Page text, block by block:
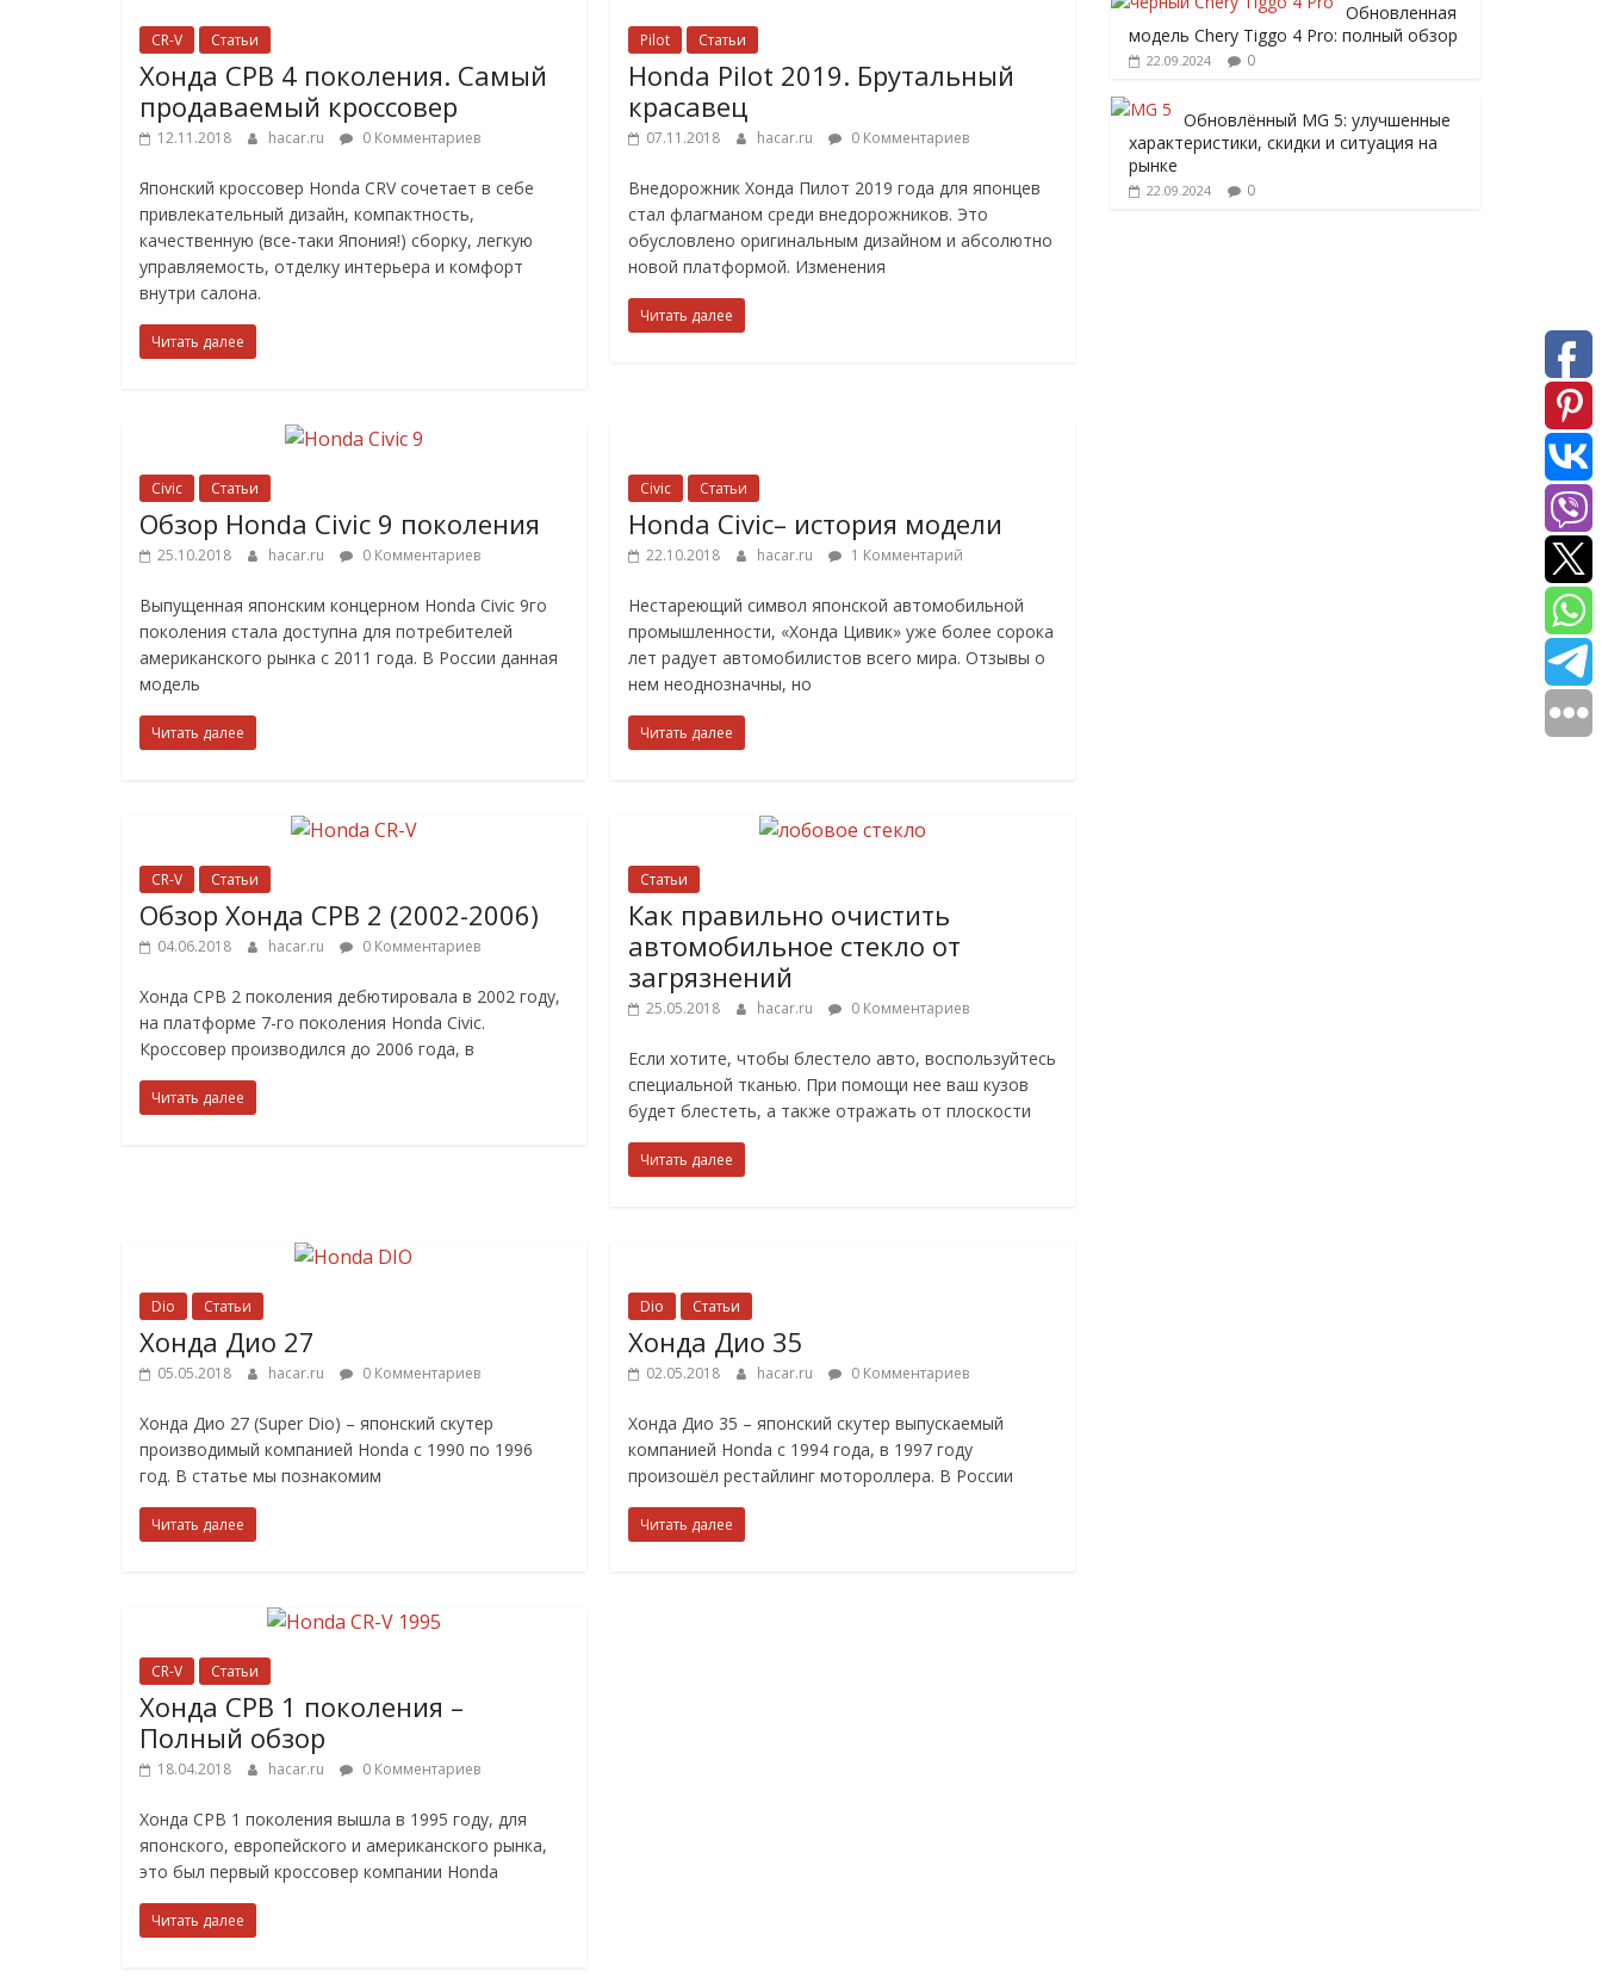
CR-V Статьи
Хонда СРВ 4 поколения. Самый
продаваемый кроссовер
12.11.2018 hacar.ru 0 Комментариев
Японский кроссовер Honda CRV сочетает в себе
привлекательный дизайн, компактность,
качественную (все-таки Япония!) сборку, легкую
управляемость, отделку интерьера и комфорт
внутри салона.
Читать далее
Pilot Статьи
Honda Pilot 2019. Брутальный
красавец
07.11.2018 hacar.ru 0 Комментариев
Внедорожник Хонда Пилот 2019 года для японцев
стал флагманом среди внедорожников. Это
обусловлено оригинальным дизайном и абсолютно
новой платформой. Изменения
Читать далее
Civic Статьи
Обзор Honda Civic 9 поколения
25.10.2018 hacar.ru 0 Комментариев
Выпущенная японским концерном Honda Civic 9го
поколения стала доступна для потребителей
американского рынка с 2011 года. В России данная
модель
Читать далее
Civic Статьи
Honda Civic– история модели
22.10.2018 hacar.ru 1 Комментарий
Нестареющий символ японской автомобильной
промышленности, «Хонда Цивик» уже более сорока
лет радует автомобилистов всего мира. Отзывы о
нем неоднозначны, но
Читать далее
CR-V Статьи
Обзор Хонда СРВ 2 (2002-2006)
04.06.2018 hacar.ru 0 Комментариев
Хонда СРВ 2 поколения дебютировала в 2002 году,
на платформе 7-го поколения Honda Civic.
Кроссовер производился до 2006 года, в
Читать далее
Статьи
Как правильно очистить
автомобильное стекло от
загрязнений
25.05.2018 hacar.ru 0 Комментариев
Если хотите, чтобы блестело авто, воспользуйтесь
специальной тканью. При помощи нее ваш кузов
будет блестеть, а также отражать от плоскости
Читать далее
Dio Статьи
Хонда Дио 27
05.05.2018 hacar.ru 0 Комментариев
Хонда Дио 27 (Super Dio) – японский скутер
производимый компанией Honda с 1990 по 1996
год. В статье мы познакомим
Читать далее
Dio Статьи
Хонда Дио 35
02.05.2018 hacar.ru 0 Комментариев
Хонда Дио 35 – японский скутер выпускаемый
компанией Honda с 1994 года, в 1997 году
произошёл рестайлинг мотороллера. В России
Читать далее
CR-V Статьи
Хонда СРВ 1 поколения –
Полный обзор
18.04.2018 hacar.ru 0 Комментариев
Хонда СРВ 1 поколения вышла в 1995 году, для
японского, европейского и американского рынка,
это был первый кроссовер компании Honda
Читать далее
Обновленная
модель Chery Tiggo 4 Pro: полный обзор
22.09.2024 0
Обновлённый MG 5: улучшенные
характеристики, скидки и ситуация на
рынке
22.09.2024 0